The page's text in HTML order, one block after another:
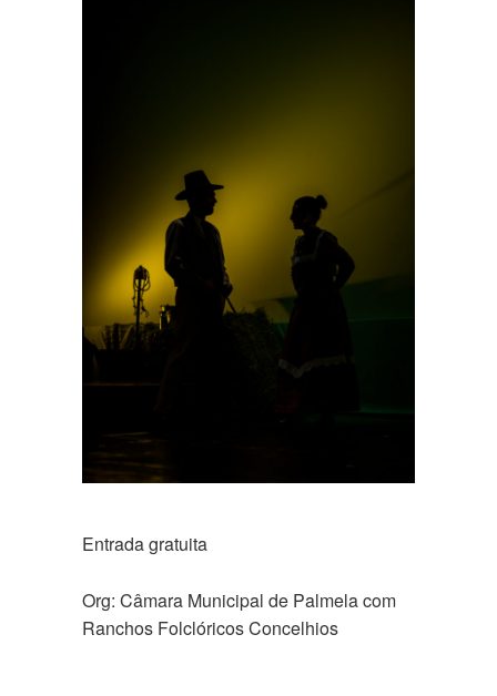
Entrada gratuita
Org: Câmara Municipal de Palmela com
Ranchos Folclóricos Concelhios